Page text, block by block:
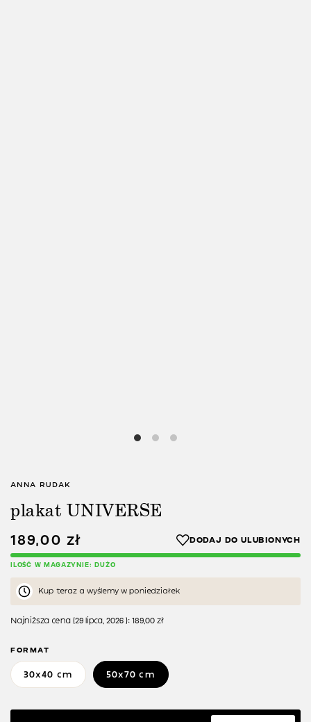
ANNA RUDAK
plakat UNIVERSE
189,00 zł
ILOŚĆ W MAGAZYNIE: DUŻO
Kup teraz a wyślemy w poniedziałek
Najniższa cena (29 lipca, 2026 ): 189,00 zł
FORMAT
30x40 cm 50x70 cm